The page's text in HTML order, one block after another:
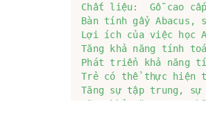
Chất liệu:  Gỗ cao cấp
Bàn tính gẩy Abacus,
Lợi ích của việc học
Tăng khả năng tính
Phát triển khả năng
Trẻ có thể thực hiện
Tăng sự tập trung, sự
Tăng khả năng suy